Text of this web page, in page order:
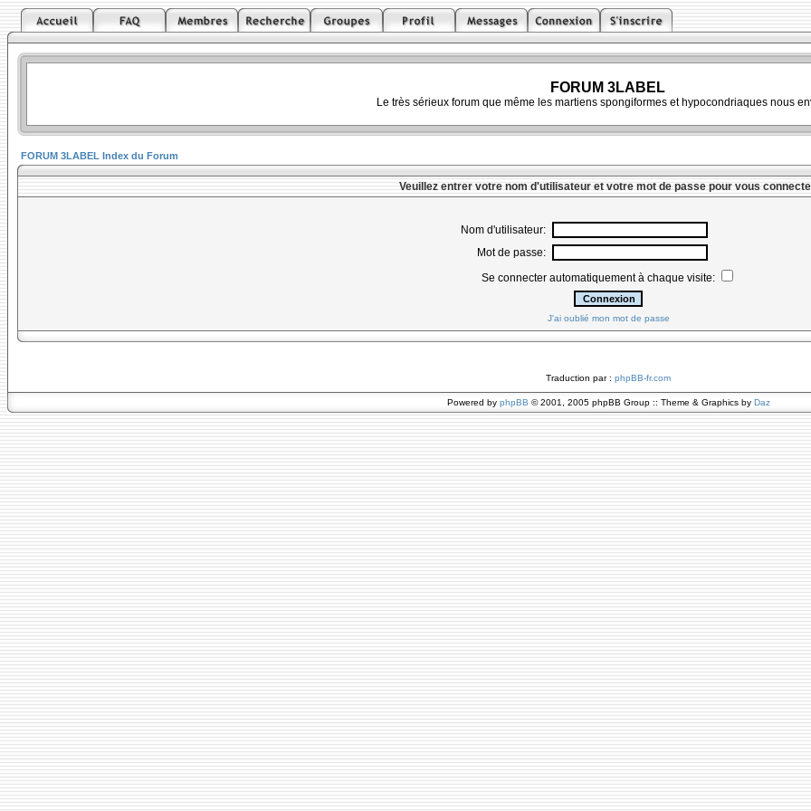
FORUM 3LABEL
Le très sérieux forum que même les martiens spongiformes et hypocondriaques nous
FORUM 3LABEL Index du Forum
Veuillez entrer votre nom d'utilisateur et votre mot de passe pour vous
Nom d'utilisateur:
Mot de passe:
Se connecter automatiquement à chaque visite:
J'ai oublié mon mot de passe
Traduction par : phpBB-fr.com
Powered by phpBB © 2001, 2005 phpBB Group :: Theme & Graphics by Daz